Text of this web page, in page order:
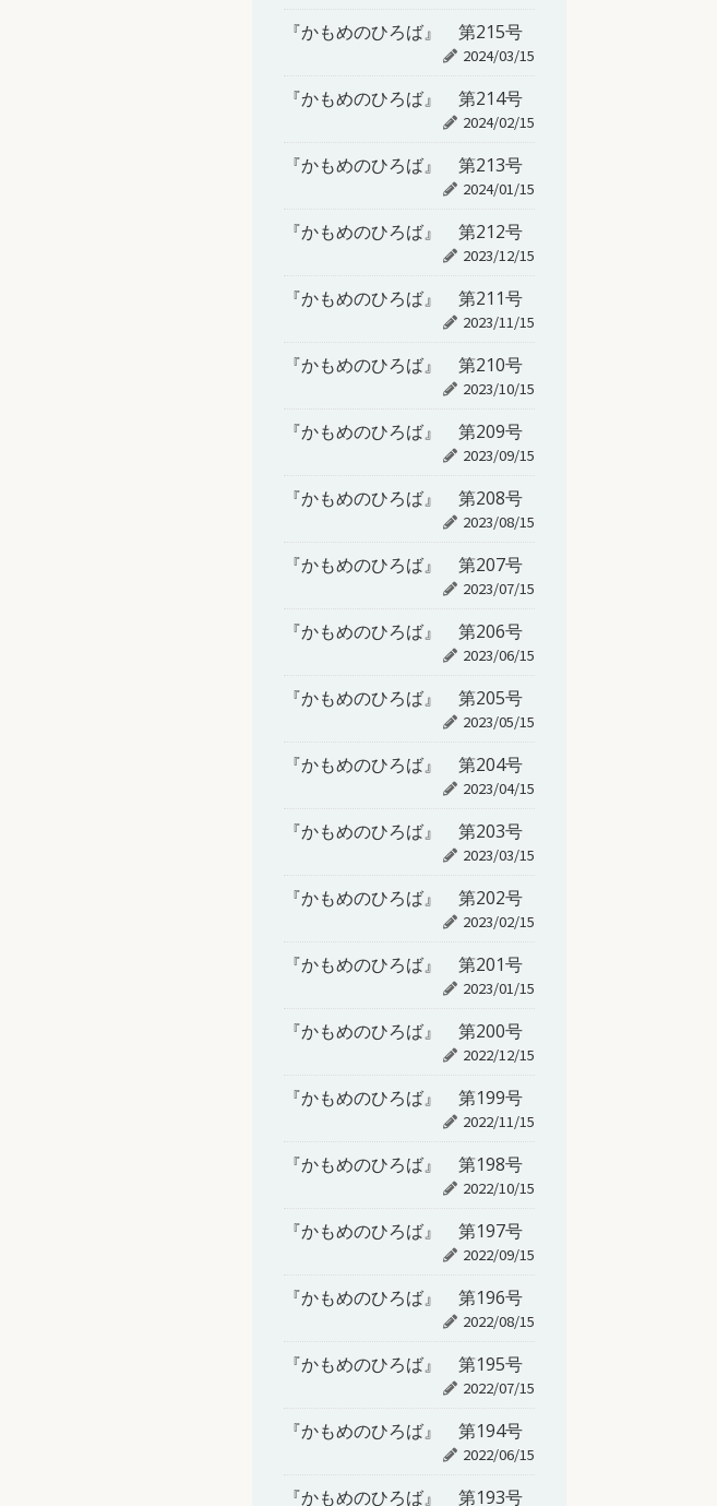
『かもめのひろば』 第215号
2024/03/15
『かもめのひろば』 第214号
2024/02/15
『かもめのひろば』 第213号
2024/01/15
『かもめのひろば』 第212号
2023/12/15
『かもめのひろば』 第211号
2023/11/15
『かもめのひろば』 第210号
2023/10/15
『かもめのひろば』 第209号
2023/09/15
『かもめのひろば』 第208号
2023/08/15
『かもめのひろば』 第207号
2023/07/15
『かもめのひろば』 第206号
2023/06/15
『かもめのひろば』 第205号
2023/05/15
『かもめのひろば』 第204号
2023/04/15
『かもめのひろば』 第203号
2023/03/15
『かもめのひろば』 第202号
2023/02/15
『かもめのひろば』 第201号
2023/01/15
『かもめのひろば』 第200号
2022/12/15
『かもめのひろば』 第199号
2022/11/15
『かもめのひろば』 第198号
2022/10/15
『かもめのひろば』 第197号
2022/09/15
『かもめのひろば』 第196号
2022/08/15
『かもめのひろば』 第195号
2022/07/15
『かもめのひろば』 第194号
2022/06/15
『かもめのひろば』 第193号